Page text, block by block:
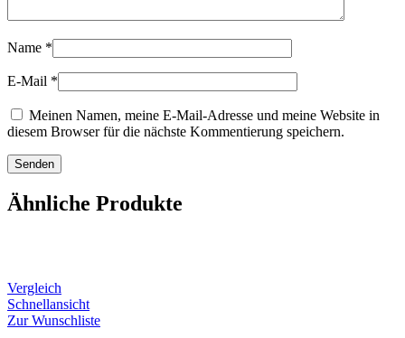
Name *
E-Mail *
Meinen Namen, meine E-Mail-Adresse und meine Website in
diesem Browser für die nächste Kommentierung speichern.
Ähnliche Produkte
Vergleich
Schnellansicht
Zur Wunschliste